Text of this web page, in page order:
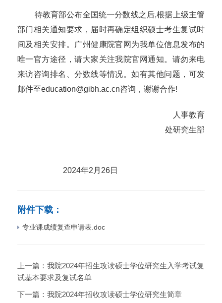
待教育部公布全国统一分数线之后,根据上级主管
部门相关通知要求，届时再确定组织硕士考生复试时
间及相关安排。广州健康院官网为我单位信息发布的
唯一官方途径，请大家关注我院官网通知。请勿来电
来访咨询排名、分数线等情况。如有其他问题，可发
邮件至education@gibh.ac.cn咨询，谢谢合作!
人事教育
处研究生部
2024年2 月 26日
附件下载：
专业课成绩复查申请表.doc
上一篇： 我院2024年招生攻读硕士学位研究生入学考试复
试基本要求及复试名单
下一篇： 我院2024年招收攻读硕士学位研究生简章